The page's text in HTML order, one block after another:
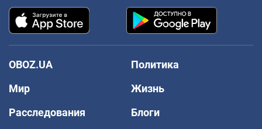
OBOZ.UA
Политика
Мир
Жизнь
Расследования
Блоги